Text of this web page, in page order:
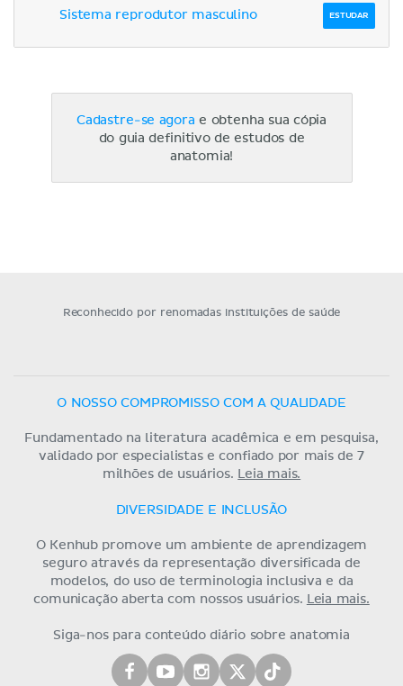
Sistema reprodutor masculino ESTUDAR
Cadastre-se agora e obtenha sua cópia
do guia definitivo de estudos de
anatomia!
Reconhecido por renomadas instituições de saúde
O NOSSO COMPROMISSO COM A QUALIDADE
Fundamentado na literatura acadêmica e em pesquisa,
validado por especialistas e confiado por mais de 7
milhões de usuários. Leia mais.
DIVERSIDADE E INCLUSÃO
O Kenhub promove um ambiente de aprendizagem
seguro através da representação diversificada de
modelos, do uso de terminologia inclusiva e da
comunicação aberta com nossos usuários. Leia mais.
Siga-nos para conteúdo diário sobre anatomia